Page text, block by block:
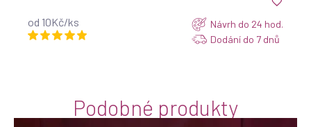
od 10Kč/ks
Návrh do 24 hod.
Dodání do 7 dnů
Podobné produkty